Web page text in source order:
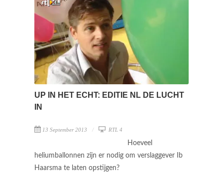
UP IN HET ECHT: EDITIE NL DE LUCHT
IN
13 September 2013 RTL 4
Hoeveel
heliumballonnen zijn er nodig om verslaggever Ib
Haarsma te laten opstijgen?